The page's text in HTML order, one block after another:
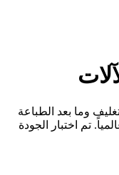
وما بعد الطباعة
تم اختبار الجودة